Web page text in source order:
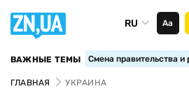
RU Аа
ВАЖНЫЕ ТЕМЫ Смена правительства и
ГЛАВНАЯ УКРАИНА